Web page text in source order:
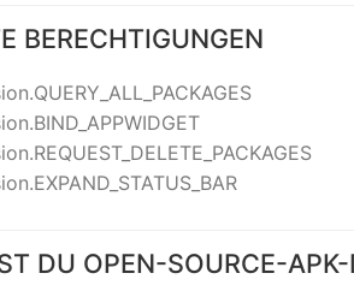
BERECHTIGUNGEN
DU OPEN-SOURCE-